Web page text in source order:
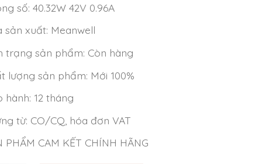
số: 40.32W 42V 0.96A
sản xuất: Meanwell
trạng sản phẩm: Còn hàng
lượng sản phẩm: Mới 100%
hành: 12 tháng
từ: CO/CQ, hóa đơn VAT
PHẨM CAM KẾT CHÍNH HÃNG